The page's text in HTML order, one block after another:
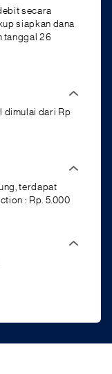
secara
siapkan dana
tanggal 26
dimulai dari Rp
terdapat
: Rp. 5.000